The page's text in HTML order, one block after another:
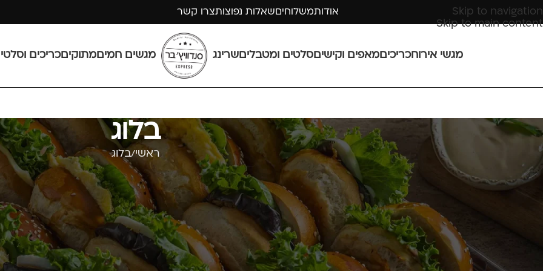
Skip to navigation
Skip to main content
אודותמשלוחיםשאלות נפוצותצרו קשר
מגשי אירוחכריכיםמאפים וקישיםסלטים ומטבליםשרינג מגשים חמיםמתוקיםכריכים
בלוג
ראשי בלוג
בלוג
מגשי אירוח חלבי – לאירועים
full_screen_row_position="middle" scene_position="center" text_color="dark" text_align="left"
column_padding="no-extra-